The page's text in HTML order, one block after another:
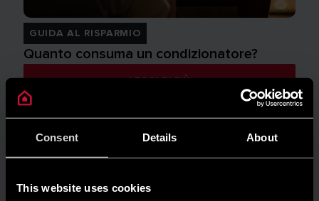
Consent Details About
This website uses cookies
GUIDA AL RISPARMIO
Quanto consuma un condizionatore?
LEGGI DI PIÙ